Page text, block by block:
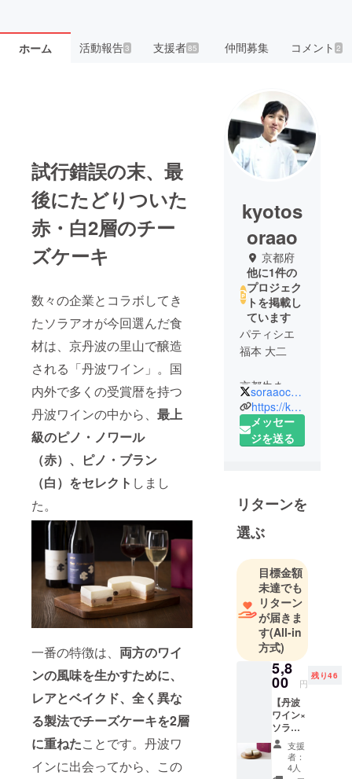
ホーム 活動報告3 支援者85 仲間募集 コメント 2
試行錯誤の末、最
後にたどりついた
赤・白2層のチー
ズケーキ
数々の企業とコラボしてき
たソラアオが今回選んだ食
材は、京丹波の里山で醸造
される「丹波ワイン」。国
内外で多くの受賞暦を持つ
丹波ワインの中から、 最上
級のピノ・ノワール
（赤）、ピノ・ブラン
（白）をセレクト しまし
た。
一番の特徴は、 両方のワイ
ンの風味を生かすために、
レアとベイクド、全く異な
る製法でチーズケーキを2層
に重ねたことです。丹波ワ
インに出会ってから、この
kyotos
oraao
京都府
他に1件の
プロジェク
トを掲載し
ています
パティシエ
福本 大二
京都生まれ
京都の洋菓
子店を初め
ティシエと
して勤務後
2015年イタ
リアンカ
フェのオー
ナーシェフ
として独
立。
国産素材に
とことんこ
だわった保
存料無添加
の安心安全
のケーキで
す。
妥協した部
soraaocake
https://kyotosoraao.com/
メッセー
ジを送る
リターンを
選ぶ
目標金額
未達でも
リターン
が届きま
す(All-in
方式)
5,8
00 円
残り46
【丹波
ワイン×
ソラア
オ】赤
のベイ
クドと
支援
者：
4人